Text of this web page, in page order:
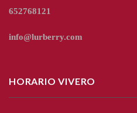
652768121
info@lurberry.com
HORARIO VIVERO